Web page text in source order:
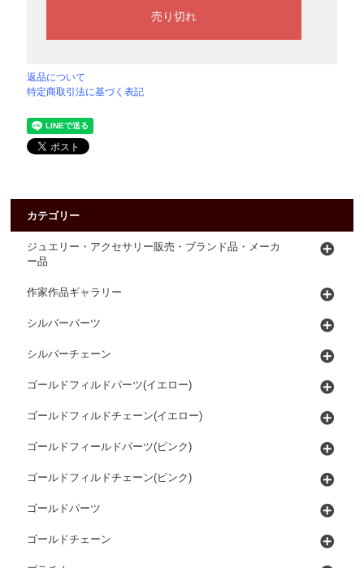
返品について
特定商取引法に基づく表記
カテゴリー
ジュエリー・アクセサリー販売・ブランド品・メーカ
ー品
作家作品ギャラリー
シルバーパーツ
シルバーチェーン
ゴールドフィルドパーツ(イエロー)
ゴールドフィルドチェーン(イエロー)
ゴールドフィールドパーツ(ピンク)
ゴールドフィルドチェーン(ピンク)
ゴールドパーツ
ゴールドチェーン